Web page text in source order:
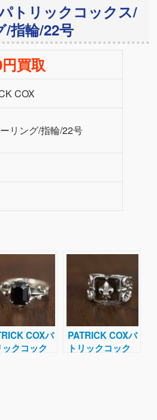
トリックコックス/
/指輪/22号
買取
COX
リング/指輪/22号
COXパ
ックコック
PATRICK COXパ
トリックコック